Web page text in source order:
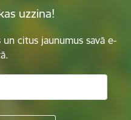
uzzina!
citus jaunumus savā e-